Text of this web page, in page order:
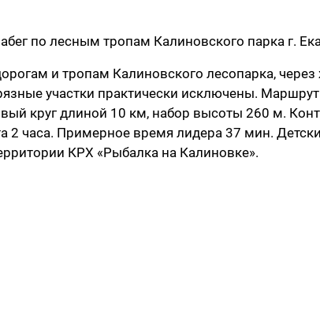
по лесным тропам Калиновского парка г.
и тропам Калиновского лесопарка,
участки практически исключены.
круг длиной 10 км, набор высоты 260 м.
2 часа. Примерное время лидера 37 мин.
КРХ «Рыбалка на Калиновке».